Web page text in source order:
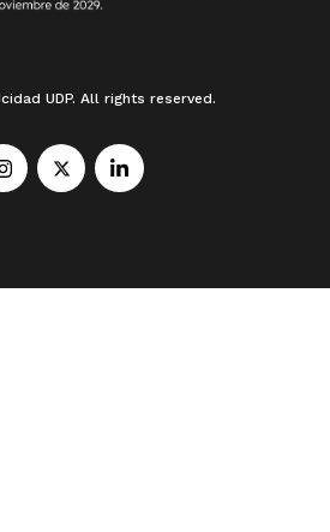
UDP. All rights reserved.